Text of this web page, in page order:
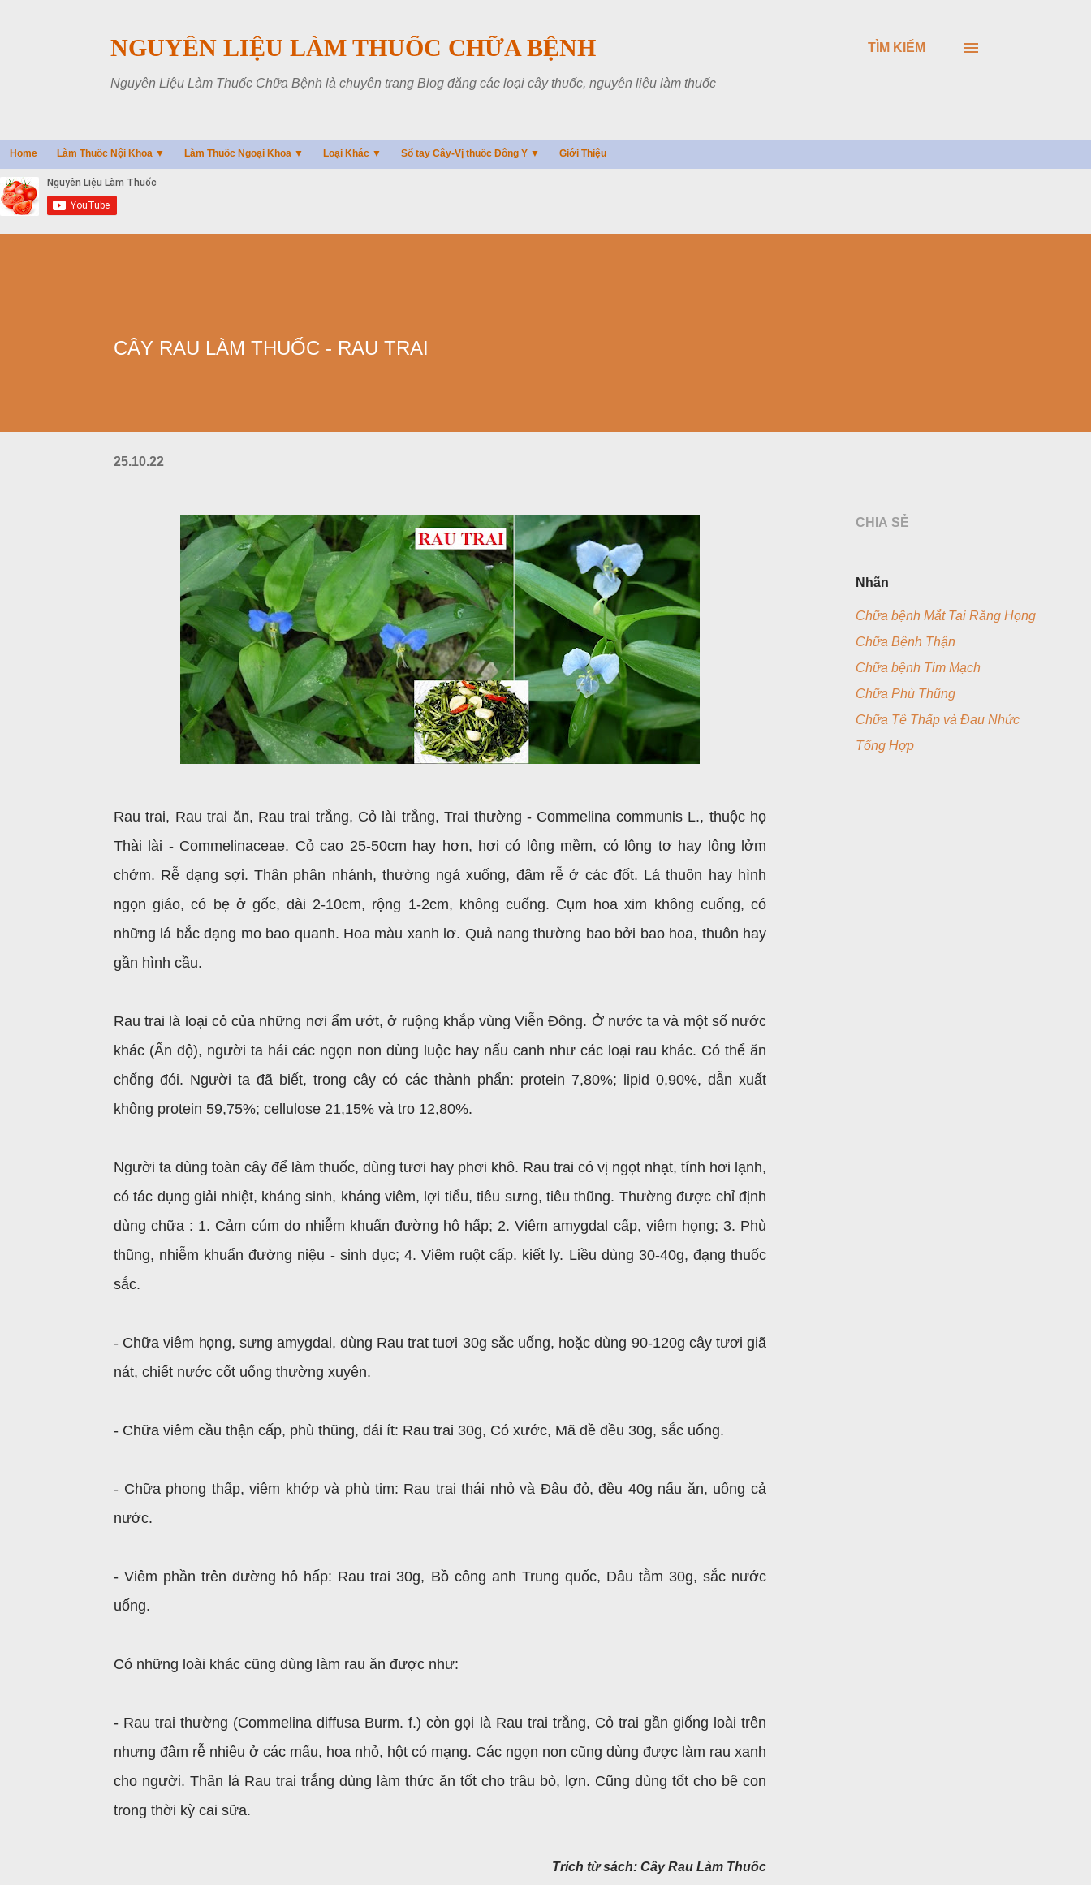
NGUYÊN LIỆU LÀM THUỐC CHỮA BỆNH
Nguyên Liệu Làm Thuốc Chữa Bệnh là chuyên trang Blog đăng các loại cây thuốc, nguyên liệu làm thuốc
TÌM KIẾM
Home Làm Thuốc Nội Khoa ▼ Làm Thuốc Ngoại Khoa ▼ Loại Khác ▼ Sổ tay Cây-Vị thuốc Đông Y ▼ Giới Thiệu
CÂY RAU LÀM THUỐC - RAU TRAI
25.10.22
Rau trai, Rau trai ăn, Rau trai trắng, Cỏ lài trắng, Trai thường - Commelina communis L., thuộc họ
Thài lài - Commelinaceae. Cỏ cao 25-50cm hay hơn, hơi có lông mềm, có lông tơ hay lông lởm
chởm. Rễ dạng sợi. Thân phân nhánh, thường ngả xuống, đâm rễ ở các đốt. Lá thuôn hay hình
ngọn giáo, có bẹ ở gốc, dài 2-10cm, rộng 1-2cm, không cuống. Cụm hoa xim không cuống, có
những lá bắc dạng mo bao quanh. Hoa màu xanh lơ. Quả nang thường bao bởi bao hoa, thuôn hay
gần hình cầu.
Rau trai là loại cỏ của những nơi ẩm ướt, ở ruộng khắp vùng Viễn Đông. Ở nước ta và một số nước
khác (Ấn độ), người ta hái các ngọn non dùng luộc hay nấu canh như các loại rau khác. Có thể ăn
chống đói. Người ta đã biết, trong cây có các thành phẩn: protein 7,80%; lipid 0,90%, dẫn xuất
không protein 59,75%; cellulose 21,15% và tro 12,80%.
Người ta dùng toàn cây để làm thuốc, dùng tươi hay phơi khô. Rau trai có vị ngọt nhạt, tính hơi lạnh,
có tác dụng giải nhiệt, kháng sinh, kháng viêm, lợi tiểu, tiêu sưng, tiêu thũng. Thường được chỉ định
dùng chữa : 1. Cảm cúm do nhiễm khuẩn đường hô hấp; 2. Viêm amygdal cấp, viêm họng; 3. Phù
thũng, nhiễm khuẩn đường niệu - sinh dục; 4. Viêm ruột cấp. kiết ly. Liều dùng 30-40g, đạng thuốc
sắc.
- Chữa viêm họng, sưng amygdal, dùng Rau trat tuơi 30g sắc uống, hoặc dùng 90-120g cây tươi giã
nát, chiết nước cốt uống thường xuyên.
- Chữa viêm cầu thận cấp, phù thũng, đái ít: Rau trai 30g, Có xước, Mã đề đều 30g, sắc uống.
- Chữa phong thấp, viêm khớp và phù tim: Rau trai thái nhỏ và Đâu đỏ, đều 40g nấu ăn, uống cả
nước.
- Viêm phần trên đường hô hấp: Rau trai 30g, Bồ công anh Trung quốc, Dâu tằm 30g, sắc nước
uống.
Có những loài khác cũng dùng làm rau ăn được như:
- Rau trai thường (Commelina diffusa Burm. f.) còn gọi là Rau trai trắng, Cỏ trai gần giống loài trên
nhưng đâm rễ nhiều ở các mấu, hoa nhỏ, hột có mạng. Các ngọn non cũng dùng được làm rau xanh
cho người. Thân lá Rau trai trắng dùng làm thức ăn tốt cho trâu bò, lợn. Cũng dùng tốt cho bê con
trong thời kỳ cai sữa.
Trích từ sách: Cây Rau Làm Thuốc
CHIA SẺ
Nhãn
Chữa bệnh Mắt Tai Răng Họng
Chữa Bệnh Thận
Chữa bệnh Tim Mạch
Chữa Phù Thũng
Chữa Tê Thấp và Đau Nhức
Tổng Hợp